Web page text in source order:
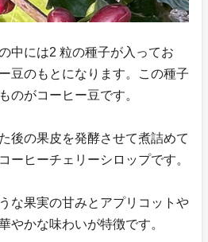
中には2 粒の種子が入ってお
豆のもとになります。この種子
のがコーヒー豆です。
後の果皮を発酵させて煮詰めて
ーヒーチェリーシロップです。
な果実の甘みとアプリコットや
やかな味わいが特徴です。